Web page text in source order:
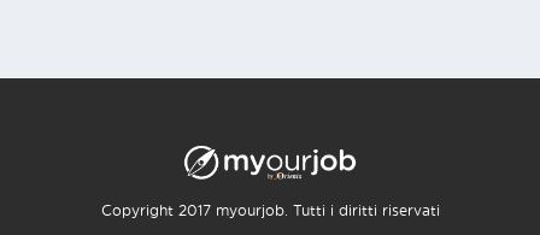
Copyright 2017 myourjob. Tutti i diritti riservati